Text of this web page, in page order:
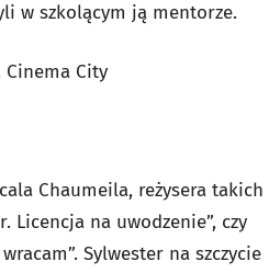
w szkolącym ją mentorze.
City
Chaumeila, reżysera takich
Licencja na uwodzenie”, czy
wracam”. Sylwester na szczycie